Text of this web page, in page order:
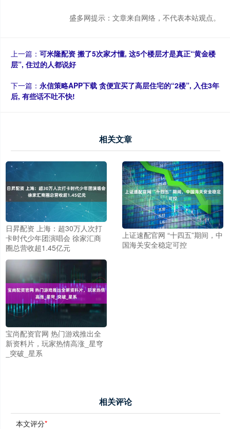
盛多网提示：文章来自网络，不代表本站观点。
上一篇： 可米隆配资 搬了5次家才懂, 这5个楼层才是真正“黄金楼
层”, 住过的人都说好
下一篇： 永信策略APP下载 贪便宜买了高层住宅的“2楼”, 入住3年
后, 有些话不吐不快!
相关文章
日昇配资 上海：超30万人次打
卡时代少年团演唱会 徐家汇商
圈总营收超1.45亿元
上证速配官网 “十四五”期间，中
国海关安全稳定可控
宝尚配资官网 热门游戏推出全
新资料片，玩家热情高涨_星穹
_突破_星系
相关评论
本文评分*